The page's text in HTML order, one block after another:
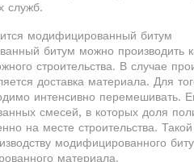
служб.
модифицированный битум
битум можно производить
строительства. В случае
доставка материала. Для
интенсивно перемешивать.
смесей, в которых доля
на месте строительства.
модифицированного
материала.